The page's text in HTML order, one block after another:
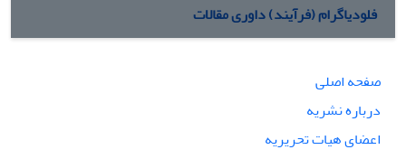
فلودیاگرام (فرآیند) داوری مقالات
صفحه اصلی
درباره نشریه
اعضای هیات تحریریه